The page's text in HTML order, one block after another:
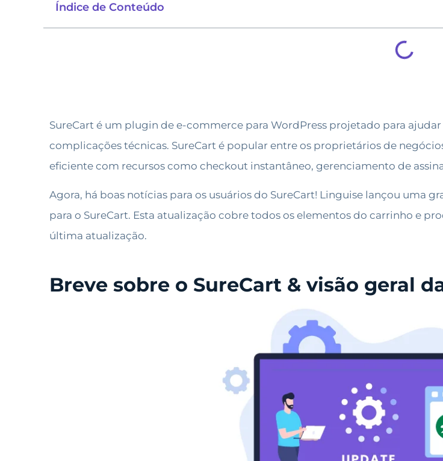
Índice de Conteúdo
SureCart é um plugin de e-commerce para WordPress projetado para ajudar
complicações técnicas. SureCart é popular entre os proprietários de
eficiente com recursos como checkout instantâneo, gerenciamento de
Agora, há boas notícias para os usuários do SureCart! Linguise lançou uma
para o SureCart. Esta atualização cobre todos os elementos do carrinho e
última atualização.
Breve sobre o SureCart & visão geral